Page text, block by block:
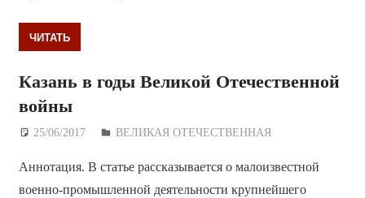
ЧИТАТЬ
Казань в годы Великой Отечественной
войны
25/06/2017 Дежурный по Редакции
ВЕЛИКАЯ ОТЕЧЕСТВЕННАЯ
Аннотация. В статье рассказывается о малоизвестной
военно-промышленной деятельности крупнейшего